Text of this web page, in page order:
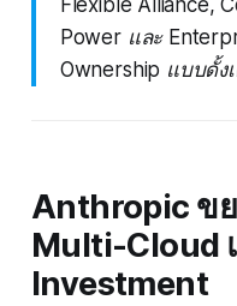
Flexible Alliance,
Power และ
Ownership แบบดั้ง
Anthropic ขย
Multi-Cloud
Investment